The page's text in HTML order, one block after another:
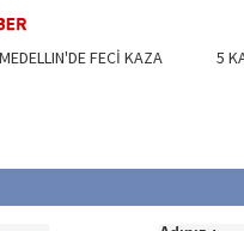
MEDELLIN'DE FECİ KAZA
5